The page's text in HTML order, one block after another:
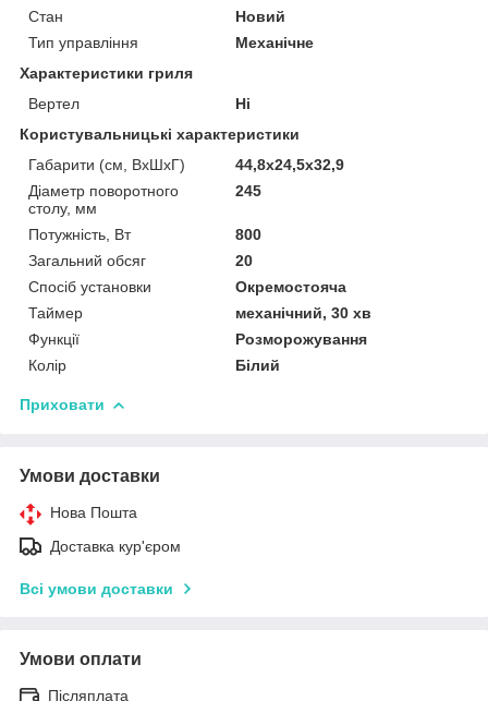
Стан
Новий
Тип управління
Механічне
Характеристики гриля
Вертел
Ні
Користувальницькі характеристики
Габарити (см, ВхШхГ)
44,8х24,5х32,9
Діаметр поворотного
столу, мм
245
Потужність, Вт
800
Загальний обсяг
20
Спосіб установки
Окремостояча
Таймер
механічний, 30 хв
Функції
Розморожування
Колір
Білий
Приховати
Умови доставки
Нова Пошта
Доставка кур'єром
Всі умови доставки
Умови оплати
Післяплата